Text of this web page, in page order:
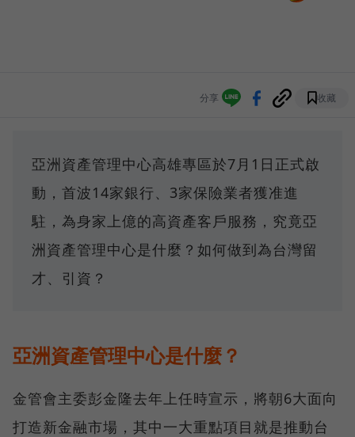
分享 收藏
亞洲資產管理中心高雄專區於7月1日正式啟
動，首波14家銀行、3家保險業者獲准進
駐，為身家上億的高資產客戶服務，究竟亞
洲資產管理中心是什麼？如何做到為台灣留
才、引資？
亞洲資產管理中心是什麼？
金管會主委彭金隆去年上任時宣示，將朝6大面向
打造新金融市場，其中一大重點項目就是推動台